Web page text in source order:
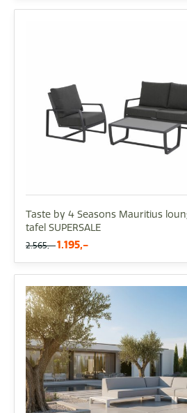
Taste by 4 Seasons Mauritius
tafel SUPERSALE
2.565,- 1.195,-